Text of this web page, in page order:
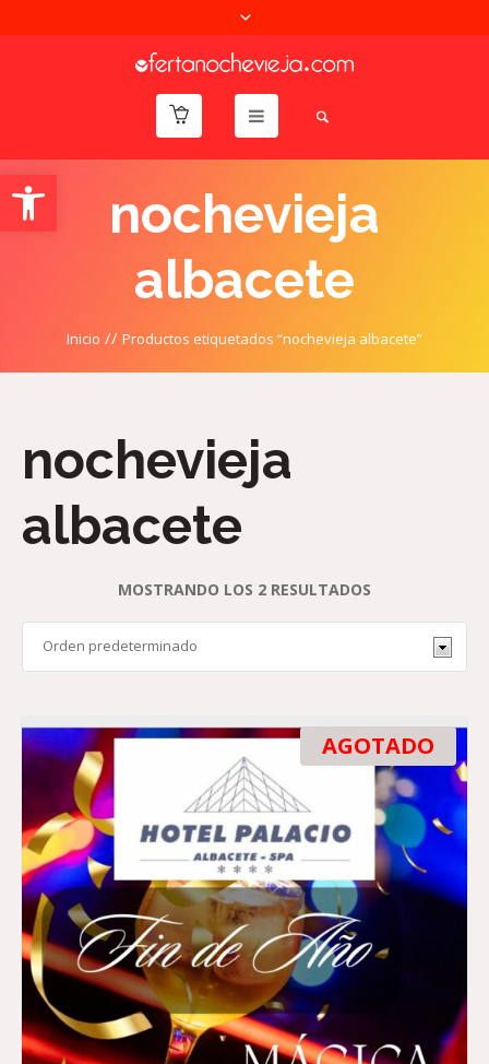
Abrir barra de herramientasnochevieja
albacete
Inicio // Productos etiquetados “nochevieja albacete”
nochevieja
albacete
MOSTRANDO LOS 2 RESULTADOS
AGOTADO